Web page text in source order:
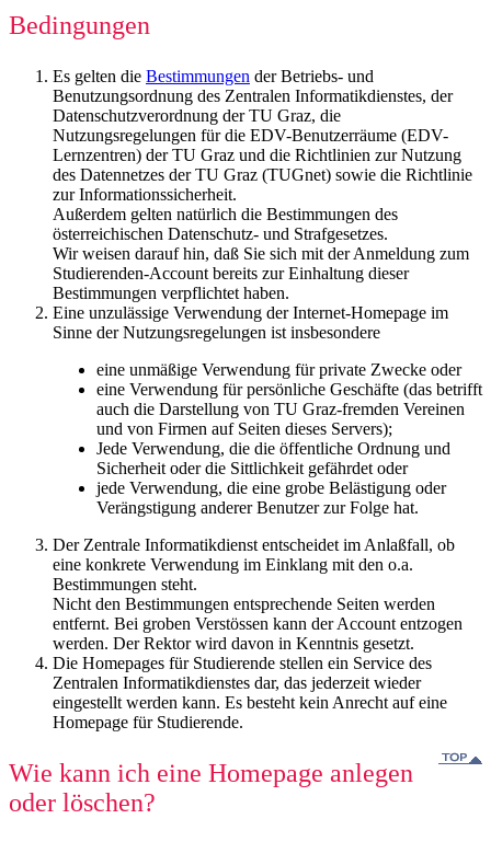
Bedingungen
Es gelten die Bestimmungen der Betriebs- und
Benutzungsordnung des Zentralen Informatikdienstes, der
Datenschutzverordnung der TU Graz, die
Nutzungsregelungen für die EDV-Benutzerräume (EDV-
Lernzentren) der TU Graz und die Richtlinien zur Nutzung
des Datennetzes der TU Graz (TUGnet) sowie die Richtlinie
zur Informationssicherheit.
Außerdem gelten natürlich die Bestimmungen des
österreichischen Datenschutz- und Strafgesetzes.
Wir weisen darauf hin, daß Sie sich mit der Anmeldung zum
Studierenden-Account bereits zur Einhaltung dieser
Bestimmungen verpflichtet haben.
Eine unzulässige Verwendung der Internet-Homepage im
Sinne der Nutzungsregelungen ist insbesondere
eine unmäßige Verwendung für private Zwecke oder
eine Verwendung für persönliche Geschäfte (das betrifft
auch die Darstellung von TU Graz-fremden Vereinen
und von Firmen auf Seiten dieses Servers);
Jede Verwendung, die die öffentliche Ordnung und
Sicherheit oder die Sittlichkeit gefährdet oder
jede Verwendung, die eine grobe Belästigung oder
Verängstigung anderer Benutzer zur Folge hat.
Der Zentrale Informatikdienst entscheidet im Anlaßfall, ob
eine konkrete Verwendung im Einklang mit den o.a.
Bestimmungen steht.
Nicht den Bestimmungen entsprechende Seiten werden
entfernt. Bei groben Verstössen kann der Account entzogen
werden. Der Rektor wird davon in Kenntnis gesetzt.
Die Homepages für Studierende stellen ein Service des
Zentralen Informatikdienstes dar, das jederzeit wieder
eingestellt werden kann. Es besteht kein Anrecht auf eine
Homepage für Studierende.
Wie kann ich eine Homepage anlegen
oder löschen?